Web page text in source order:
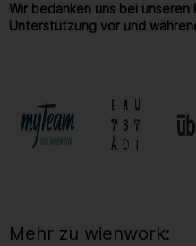
Wir bedanken uns bei
Unterstützung vor und
Mehr zu wienwork: